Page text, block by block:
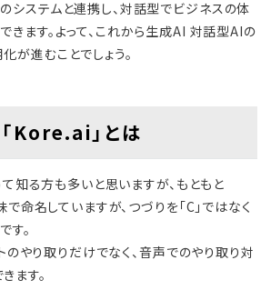
システムと連携し、対話型でビジネスの体
きます。よって、これから生成AI 対話型AIの
が進むことでしょう。
Kore.ai」とは
知る方も多いと思いますが、もともと
命名していますが、つづりを「C」ではなく
す。
やり取りだけでなく、音声でのやり取り対
ます。